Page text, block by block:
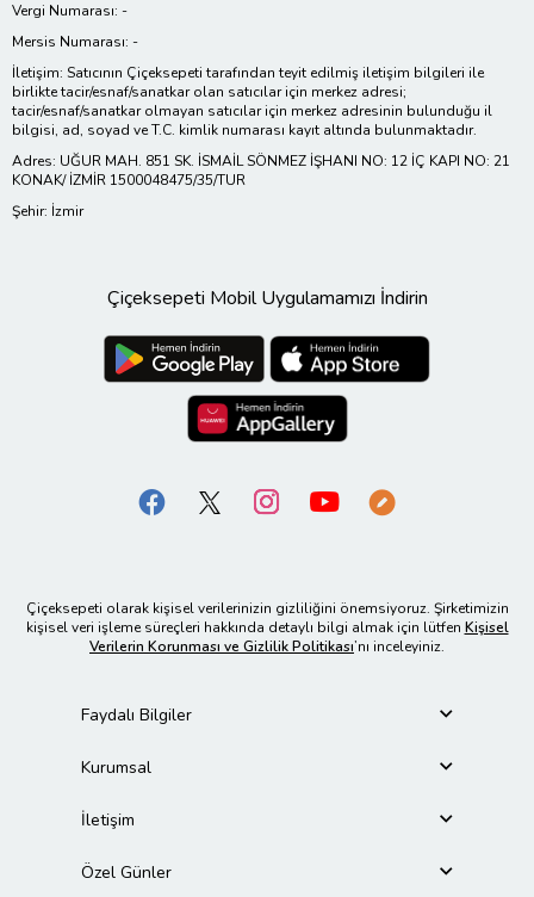
Vergi Numarası: -
Mersis Numarası: -
İletişim: Satıcının Çiçeksepeti tarafından teyit edilmiş iletişim bilgileri ile
birlikte tacir/esnaf/sanatkar olan satıcılar için merkez adresi;
tacir/esnaf/sanatkar olmayan satıcılar için merkez adresinin bulunduğu il
bilgisi, ad, soyad ve T.C. kimlik numarası kayıt altında bulunmaktadır.
Adres: UĞUR MAH. 851 SK. İSMAİL SÖNMEZ İŞHANI NO: 12 İÇ KAPI NO: 21
KONAK/ İZMİR 1500048475/35/TUR
Şehir: İzmir
Çiçeksepeti Mobil Uygulamamızı İndirin
Çiçeksepeti olarak kişisel verilerinizin gizliliğini önemsiyoruz. Şirketimizin
kişisel veri işleme süreçleri hakkında detaylı bilgi almak için lütfen Kişisel
Verilerin Korunması ve Gizlilik Politikası’nı inceleyiniz.
Faydalı Bilgiler
Kurumsal
İletişim
Özel Günler